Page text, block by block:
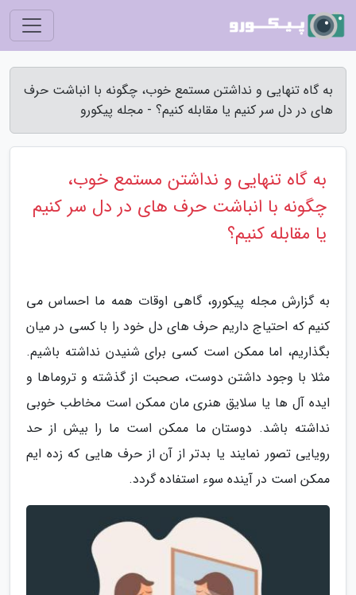
به گاه تنهایی و نداشتن مستمع خوب، چگونه با انباشت حرف
های در دل سر کنیم یا مقابله کنیم؟ - مجله پیکورو
به گاه تنهایی و نداشتن مستمع خوب،
چگونه با انباشت حرف های در دل سر کنیم
یا مقابله کنیم؟
به گزارش مجله پیکورو، گاهی اوقات همه ما احساس می
کنیم که احتیاج داریم حرف های دل خود را با کسی در میان
بگذاریم، اما ممکن است کسی برای شنیدن نداشته باشیم.
مثلا با وجود داشتن دوست، صحبت از گذشته و تروماها و
ایده آل ها یا سلایق هنری مان ممکن است مخاطب خوبی
نداشته باشد. دوستان ما ممکن است ما را بیش از حد
رویایی تصور نمایند یا بدتر از آن از حرف هایی که زده ایم
ممکن است در آینده سوء استفاده گردد.